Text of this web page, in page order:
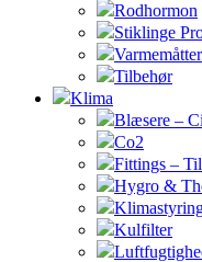
Rodhormon
Stiklinge
Varmemåtter
Tilbehør
Klima
Blæsere –
Co2
Fittings –
Hygro &
Kulfilter